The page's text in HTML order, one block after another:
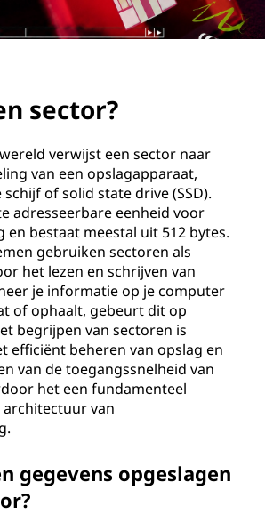
sector?
verwijst een sector naar
van een opslagapparaat,
of solid state drive (SSD).
adresseerbare eenheid voor
en bestaat meestal uit 512 bytes.
gebruiken sectoren als
het lezen en schrijven van
je informatie op je computer
of ophaalt, gebeurt dit op
begrijpen van sectoren is
efficiënt beheren van opslag en
van de toegangssnelheid van
het een fundamenteel
van
gegevens opgeslagen